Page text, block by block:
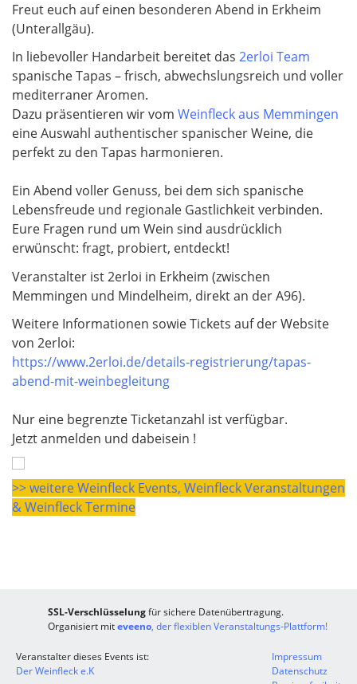
Freut euch auf einen besonderen Abend in Erkheim
(Unterallgäu).
In liebevoller Handarbeit bereitet das 2erloi Team
spanische Tapas – frisch, abwechslungsreich und voller
mediterraner Aromen.
Dazu präsentieren wir vom Weinfleck aus Memmingen
eine Auswahl authentischer spanischer Weine, die
perfekt zu den Tapas harmonieren.
Ein Abend voller Genuss, bei dem sich spanische
Lebensfreude und regionale Gastlichkeit verbinden.
Eure Fragen rund um Wein sind ausdrücklich
erwünscht: fragt, probiert, entdeckt!
Veranstalter ist 2erloi in Erkheim (zwischen
Memmingen und Mindelheim, direkt an der A96).
Weitere Informationen sowie Tickets auf der Website
von 2erloi:
https://www.2erloi.de/details-registrierung/tapas-
abend-mit-weinbegleitung
Nur eine begrenzte Ticketanzahl ist verfügbar.
Jetzt anmelden und dabeisein !
>> weitere Weinfleck Events, Weinfleck Veranstaltungen
& Weinfleck Termine
SSL-Verschlüsselungfür sichere Datenübertragung.
Organisiert miteveeno, der flexiblen Veranstaltungs-Plattform!
Veranstalter dieses Events ist:
Der Weinfleck e.K
Impressum
Datenschutz